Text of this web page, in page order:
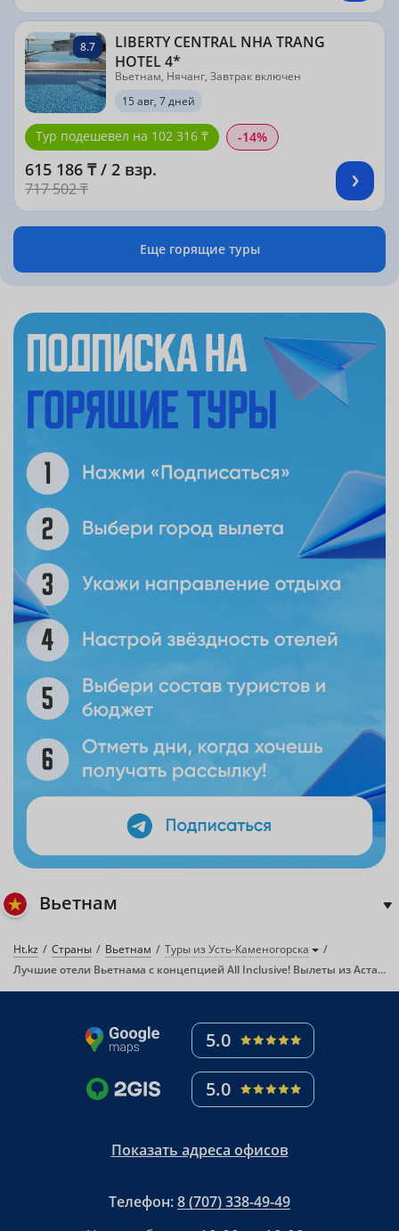
8.7
LIBERTY CENTRAL NHA TRANG
HOTEL 4*
Вьетнам, Нячанг, Завтрак включен
15 авг, 7 дней
Тур подешевел на 102 316 ₸ -14%
615 186 ₸ / 2 взр.
717 502 ₸
Еще горящие туры
Вьетнам
Ht.kz Страны Вьетнам
Туры из Усть-Каменогорска
Лучшие отели Вьетнама с концепцией All Inclusive! Вылеты из Астаны.
5.0
5.0
Показать адреса офисов
Телефон:8 (707) 338-49-49